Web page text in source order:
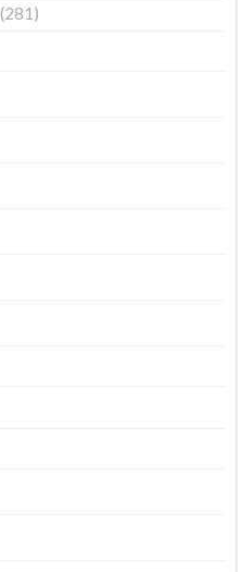
(281)